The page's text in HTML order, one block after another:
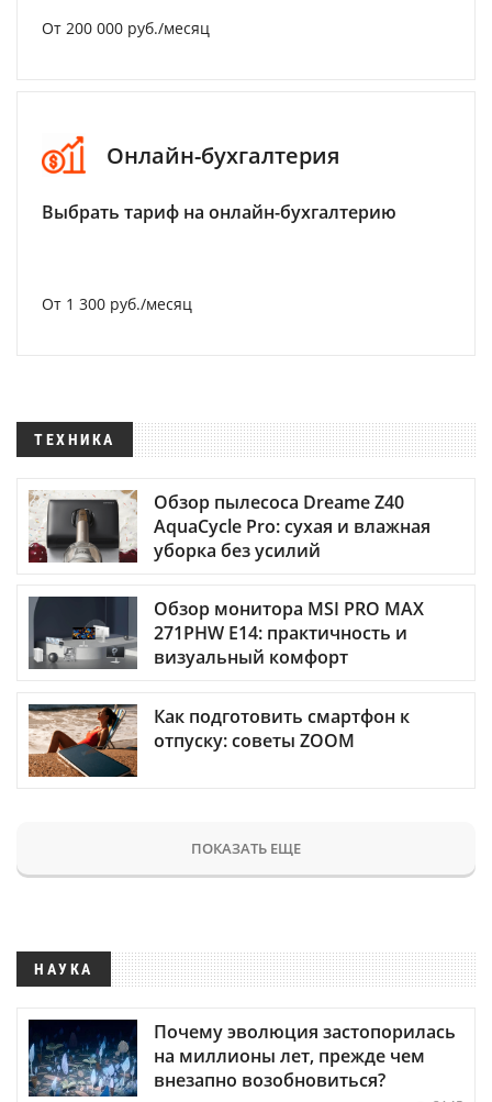
От 200 000 руб./месяц
Онлайн-бухгалтерия
Выбрать тариф на онлайн-бухгалтерию
От 1 300 руб./месяц
ТЕХНИКА
Обзор пылесоса Dreame Z40
AquaCycle Pro: сухая и влажная
уборка без усилий
Обзор монитора MSI PRO MAX
271PHW E14: практичность и
визуальный комфорт
Как подготовить смартфон к
отпуску: советы ZOOM
ПОКАЗАТЬ ЕЩЕ
НАУКА
Почему эволюция застопорилась
на миллионы лет, прежде чем
внезапно возобновиться?